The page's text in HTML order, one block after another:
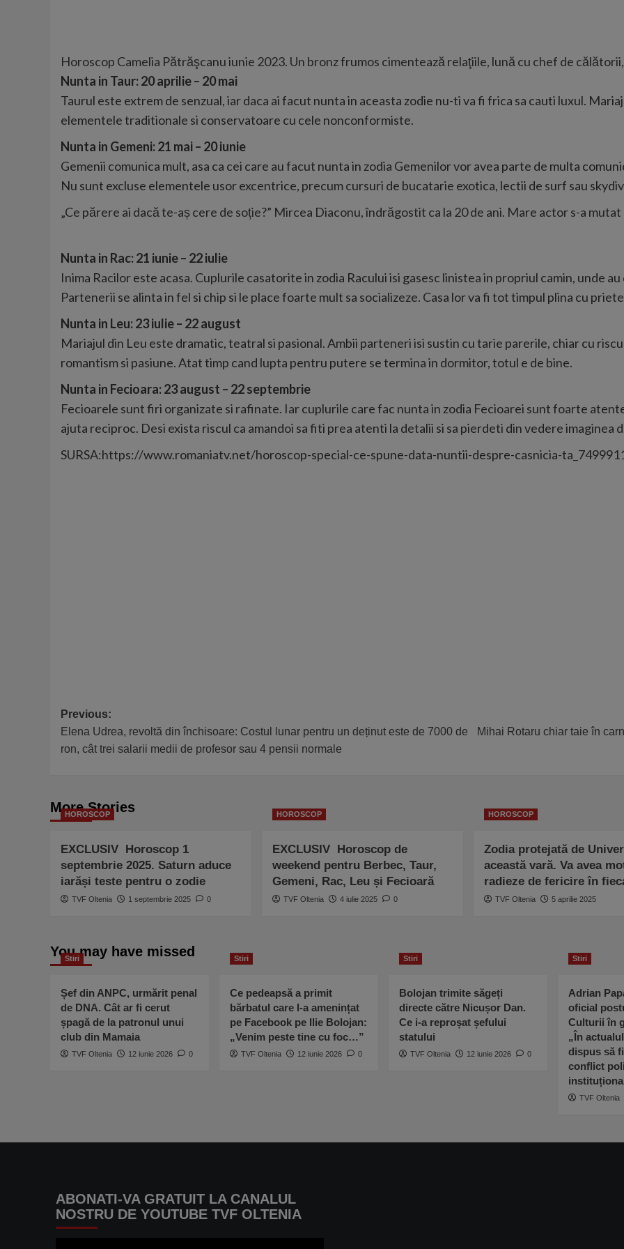
Horoscop Camelia Pătrăşcanu iunie 2023. Un bronz frumos cimentează relaţiile, lună cu chef de
Nunta in Taur: 20 aprilie – 20 mai
Taurul este extrem de senzual, iar daca ai facut nunta in aceasta zodie nu-ti va fi frica sa cauti luxul.
elementele traditionale si conservatoare cu cele nonconformiste.
Nunta in Gemeni: 21 mai – 20 iunie
Gemenii comunica mult, asa ca cei care au facut nunta in zodia Gemenilor vor avea parte de multa
Nu sunt excluse elementele usor excentrice, precum cursuri de bucatarie exotica, lectii de surf sau
„Ce părere ai dacă te-aș cere de soție?” Mircea Diaconu, îndrăgostit ca la 20 de ani. Mare actor s-a
Nunta in Rac: 21 iunie – 22 iulie
Inima Racilor este acasa. Cuplurile casatorite in zodia Racului isi gasesc linistea in propriul camin, unde
Partenerii se alinta in fel si chip si le place foarte mult sa socializeze. Casa lor va fi tot timpul plina cu
Nunta in Leu: 23 iulie – 22 august
Mariajul din Leu este dramatic, teatral si pasional. Ambii parteneri isi sustin cu tarie parerile, chiar cu
romantism si pasiune. Atat timp cand lupta pentru putere se termina in dormitor, totul e de bine.
Nunta in Fecioara: 23 august – 22 septembrie
Fecioarele sunt firi organizate si rafinate. Iar cuplurile care fac nunta in zodia Fecioarei sunt foarte
ajuta reciproc. Desi exista riscul ca amandoi sa fiti prea atenti la detalii si sa pierdeti din vedere imaginea
SURSA:https://www.romaniatv.net/horoscop-special-ce-spune-data-nuntii-despre-casnicia-
Post
navigation
Previous:
Elena Udrea, revoltă din închisoare: Costul lunar pentru un deținut este de 7000 de
ron, cât trei salarii medii de profesor sau 4 pensii normale
Mihai Rotaru chiar taie în
More Stories
HOROSCOP
EXCLUSIV Horoscop 1
septembrie 2025. Saturn aduce
iarăși teste pentru o zodie
TVF Oltenia 1 septembrie 2025 0
HOROSCOP
EXCLUSIV Horoscop de
weekend pentru Berbec, Taur,
Gemeni, Rac, Leu și Fecioară
TVF Oltenia 4 iulie 2025 0
HOROSCOP
Zodia protejată de
această vară. Va avea
radieze de fericire în
TVF Oltenia 5 aprilie 2025
You may have missed
Stiri
Șef din ANPC, urmărit penal
de DNA. Cât ar fi cerut
șpagă de la patronul unui
club din Mamaia
TVF Oltenia 12 iunie 2026 0
Stiri
Ce pedeapsă a primit
bărbatul care l-a amenințat
pe Facebook pe Ilie Bolojan:
„Venim peste tine cu foc…”
TVF Oltenia 12 iunie 2026 0
Stiri
Bolojan trimite săgeți
directe către Nicușor Dan.
Ce i-a reproșat șefului
statului
TVF Oltenia 12 iunie 2026 0
Stiri
Adrian
oficial
Culturii în
„În
dispus să
conflict
TVF Oltenia
ABONATI-VA GRATUIT LA CANALUL
NOSTRU DE YOUTUBE TVF OLTENIA